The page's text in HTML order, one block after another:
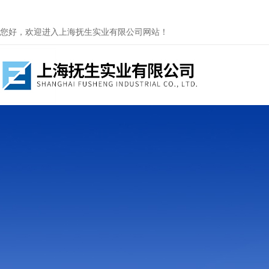
您好，欢迎进入上海抚生实业有限公司网站！